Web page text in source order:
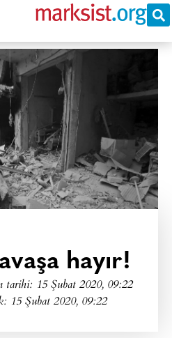
hayır!
tarihi: 15 Şubat 2020, 09:22
15 Şubat 2020, 09:22